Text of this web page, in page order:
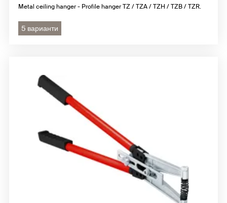
Metal ceiling hanger - Profile hanger TZ / TZA / TZH / TZB / TZR.
5 варианти